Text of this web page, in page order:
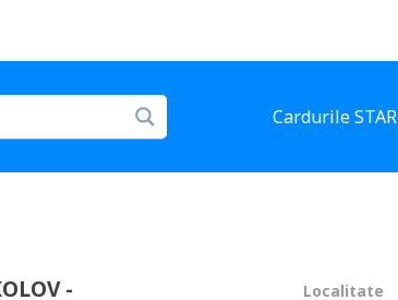
Cardurile STAR
-
Localitate